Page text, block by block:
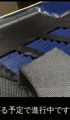
予定で進行中です